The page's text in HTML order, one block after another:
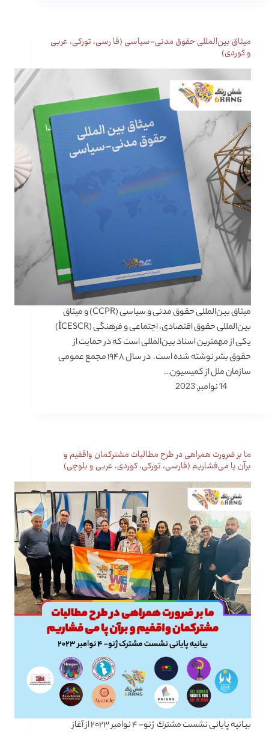
میثاق بین‌المللی حقوق مدنی-سیاسی (فا رسی، تورکی، عربی
و کوردی)
میثاق بین‌المللی حقوق مدنی و سیاسی (CCPR) و میثاق
بین‌المللی حقوق اقتصادی، اجتماعی و فرهنگی (İCESCR)
یکی از مهمترین اسناد بین‌المللی است که در حمایت از
حقوق بشر نوشته شده است. در سال ۱۹۴۸ مجمع عمومی
سازمان ملل از کمیسیون…
14 نوامبر, 2023
ما بر ضرورت همراهی در طرح مطالبات مشترکمان واقفیم و
برآن پا می‌فشاریم (فارسی، تورکی، کوردی، عربی و بلوچی)
بیانیه پایانی نشست مشترك ژنو- ۴ نوامبر ۲۰۲۳ از آغاز